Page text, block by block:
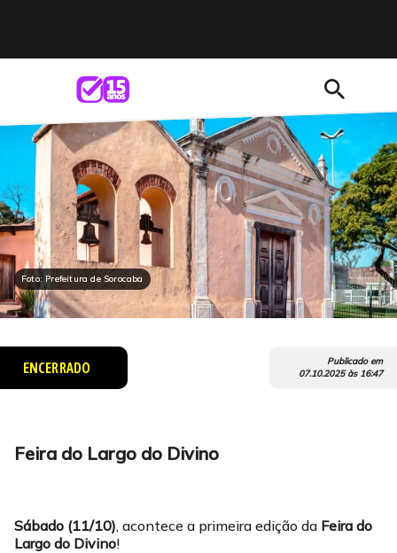
search
Foto: Prefeitura de Sorocaba
ENCERRADO
Publicado em
07.10.2025às 16:47
Feira do Largo do Divino
Sábado (11/10), acontece a primeira edição da Feira do
Largo do Divino!